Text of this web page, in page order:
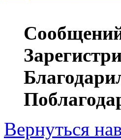
Вернуться